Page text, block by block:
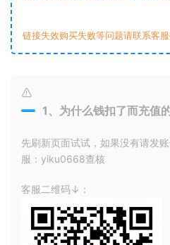
链接失效购买失败等问题请联系客
1、为什么钱扣了而充值
先刷新页面试试，如果没有请发
服：yiku0668查核
客服二维码↓：